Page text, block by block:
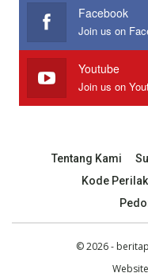
Facebook
Youtube
Join us on
Tentang Kami
Kode
© 2026 -